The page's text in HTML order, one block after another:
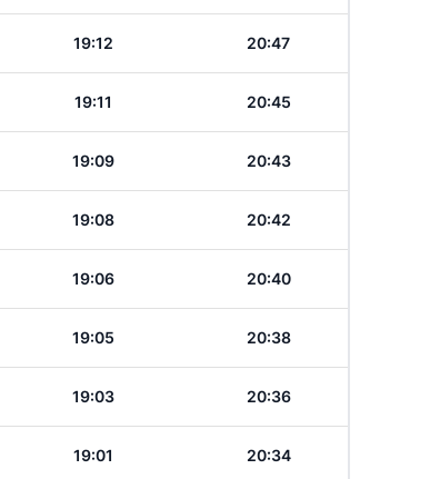
19:12 20:47
19:11 20:45
19:09 20:43
19:08 20:42
19:06 20:40
19:05 20:38
19:03 20:36
19:01 20:34